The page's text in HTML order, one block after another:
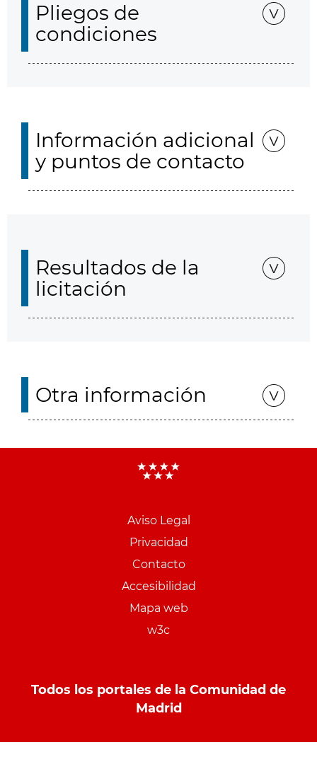
Pliegos de
condiciones
Información adicional
y puntos de contacto
Resultados de la
licitación
Otra información
Aviso Legal
Privacidad
Contacto
Accesibilidad
Mapa web
w3c
Todos los portales de la Comunidad de
Madrid